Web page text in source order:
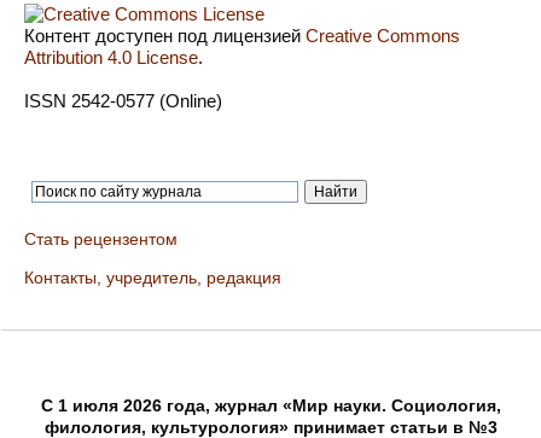
Контент доступен под лицензией Creative Commons
Attribution 4.0 License.
ISSN 2542-0577 (Online)
Стать рецензентом
Контакты, учредитель, редакция
C 1 июля 2026 года, журнал «Мир науки. Социология,
филология, культурология» принимает статьи в №3